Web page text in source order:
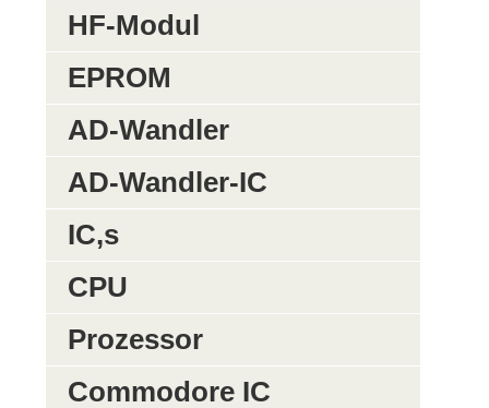
HF-Modul
EPROM
AD-Wandler
AD-Wandler-IC
IC,s
CPU
Prozessor
Commodore IC